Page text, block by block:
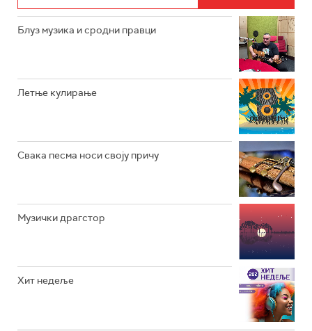
РАДИО ЏЕЗЕР
Блуз музика и сродни правци
Летње кулирање
Свака песма носи своју причу
Музички драгстор
Хит недеље